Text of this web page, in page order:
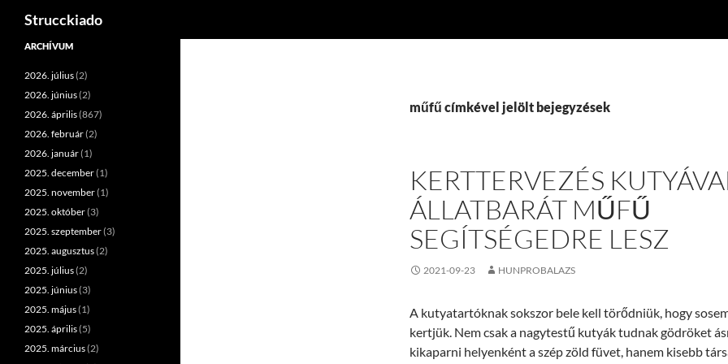
Tartalomhoz
Strucckiado
műfű címkével jelölt bejegyzések
KERTTERVEZÉS
ÁLLATBARÁT MŰFŰ
SEGÍTSÉGEDRE LESZ
2021-09-23 HUNPROBALAZS
A kutyatartóknak sokszor bele kell törődniük, hogy
kertjük. Nem csak a nagytestű kutyák tudnak gödröket
kikaparni helyenként a szép zöld füvet, hanem kisebb
ARCHÍVUM
2026. július(2)
2026. június(2)
2026. április(867)
2026. február(2)
2026. január(1)
2025. december(1)
2025. november(1)
2025. október(3)
2025. szeptember(3)
2025. augusztus(2)
2025. július(2)
2025. június(3)
2025. május(1)
2025. április(5)
2025. március(2)